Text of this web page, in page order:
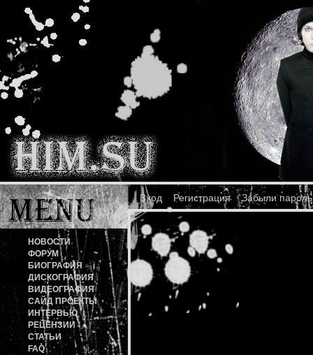
Вход Регистрация Забыли
НОВОСТИ
ФОРУМ
БИОГРАФИЯ
ДИСКОГРАФИЯ
ВИДЕОГРАФИЯ
САЙД ПРОЕКТЫ
ИНТЕРВЬЮ
РЕЦЕНЗИИ
СТАТЬИ
FAQ